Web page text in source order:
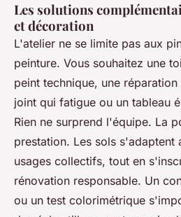
Les solutions
et décoration
L'atelier ne se limite pas aux
peinture. Vous souhaitez une
peint technique, une
joint qui fatigue ou un tableau
Rien ne surprend l'équipe. La
prestation. Les sols s'adaptent
usages collectifs, tout en
rénovation responsable. Un
ou un test colorimétrique